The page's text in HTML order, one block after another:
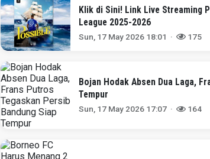
Klik di Sini! Link Live Streaming
League 2025-2026
Sun, 17 May 2026 18:01 · 175
Bojan Hodak Absen Dua Laga,
Tempur
Sun, 17 May 2026 17:07 · 164